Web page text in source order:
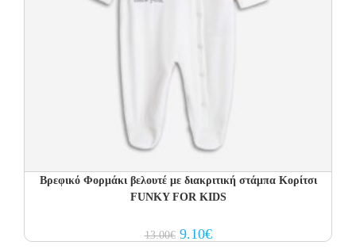
Βρεφικό Φορμάκι βελουτέ με διακριτική στάμπα Κορίτσι
FUNKY FOR KIDS
13.00€ Original
price
9.10€Current
price